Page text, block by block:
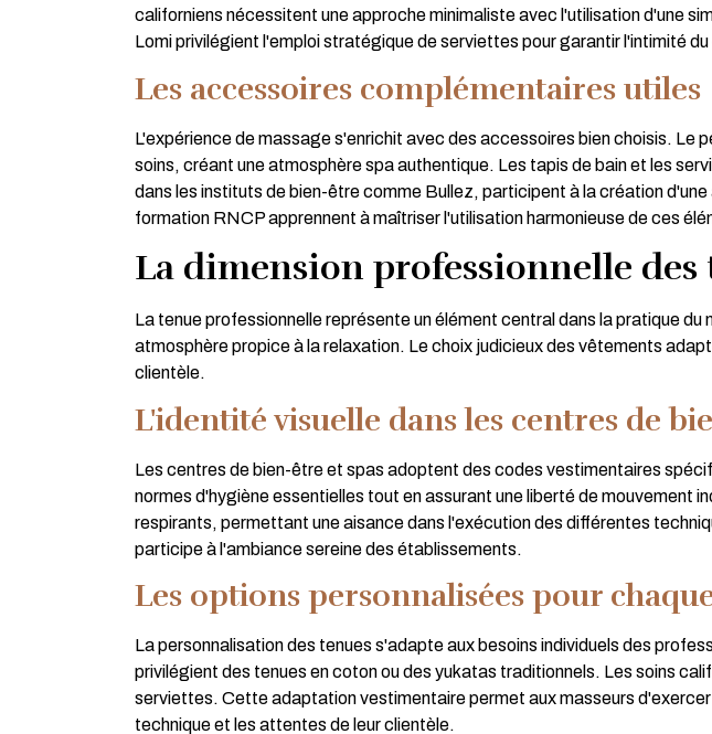
californiens nécessitent une approche minimaliste avec l'utilisation d'une
Lomi privilégient l'emploi stratégique de serviettes pour garantir l'intimité
Les accessoires complémentaires utiles
L'expérience de massage s'enrichit avec des accessoires bien choisis. Le
soins, créant une atmosphère spa authentique. Les tapis de bain et les
dans les instituts de bien-être comme Bullez, participent à la création
formation RNCP apprennent à maîtriser l'utilisation harmonieuse de ces
La dimension professionnelle des
La tenue professionnelle représente un élément central dans la pratique
atmosphère propice à la relaxation. Le choix judicieux des vêtements
clientèle.
L'identité visuelle dans les centres de
Les centres de bien-être et spas adoptent des codes vestimentaires
normes d'hygiène essentielles tout en assurant une liberté de
respirants, permettant une aisance dans l'exécution des différentes
participe à l'ambiance sereine des établissements.
Les options personnalisées pour
La personnalisation des tenues s'adapte aux besoins individuels des
privilégient des tenues en coton ou des yukatas traditionnels. Les soins
serviettes. Cette adaptation vestimentaire permet aux masseurs
technique et les attentes de leur clientèle.